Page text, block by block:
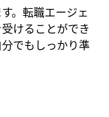
。転職エージェ
けることができ
でもしっかり準